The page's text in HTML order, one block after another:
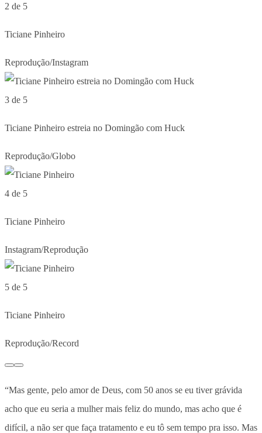
2 de 5
Ticiane Pinheiro
Reprodução/Instagram
3 de 5
Ticiane Pinheiro estreia no Domingão com Huck
Reprodução/Globo
4 de 5
Ticiane Pinheiro
Instagram/Reprodução
5 de 5
Ticiane Pinheiro
Reprodução/Record
“Mas gente, pelo amor de Deus, com 50 anos se eu tiver grávida
acho que eu seria a mulher mais feliz do mundo, mas acho que é
difícil, a não ser que faça tratamento e eu tô sem tempo pra isso. Mas